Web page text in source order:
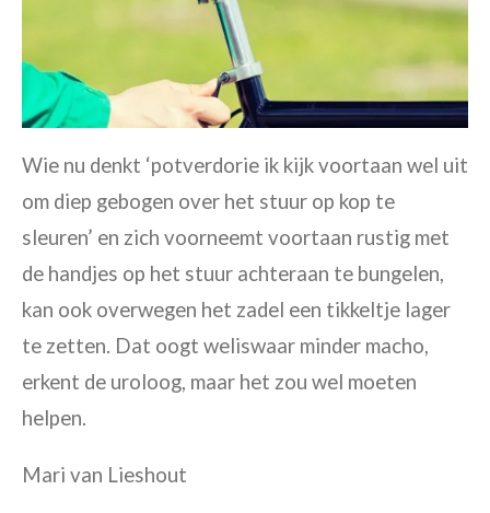
Wie nu denkt ‘potverdorie ik kijk voortaan wel uit
om diep gebogen over het stuur op kop te
sleuren’ en zich voorneemt voortaan rustig met
de handjes op het stuur achteraan te bungelen,
kan ook overwegen het zadel een tikkeltje lager
te zetten. Dat oogt weliswaar minder macho,
erkent de uroloog, maar het zou wel moeten
helpen.
Mari van Lieshout